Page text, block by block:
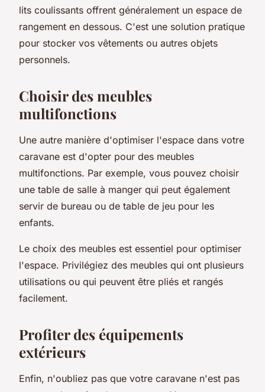
lits coulissants offrent généralement un espace de
rangement en dessous. C'est une solution pratique
pour stocker vos vêtements ou autres objets
personnels.
Choisir des meubles
multifonctions
Une autre manière d'optimiser l'espace dans votre
caravane est d'opter pour des meubles
multifonctions. Par exemple, vous pouvez choisir
une table de salle à manger qui peut également
servir de bureau ou de table de jeu pour les
enfants.
Le choix des meubles est essentiel pour optimiser
l'espace. Privilégiez des meubles qui ont plusieurs
utilisations ou qui peuvent être pliés et rangés
facilement.
Profiter des équipements
extérieurs
Enfin, n'oubliez pas que votre caravane n'est pas